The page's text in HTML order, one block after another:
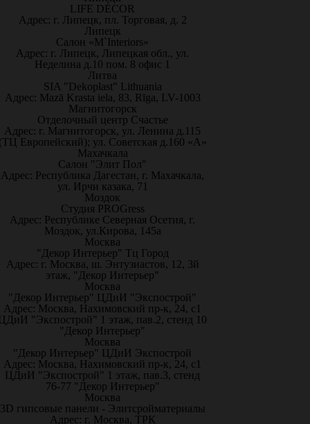
LIFE DÉCOR
Адрес: г. Липецк, пл. Торговая, д. 2
Липецк
Салон «M`Interiors»
Адрес: г. Липецк, Липецкая обл., ул.
Неделина д.10 пом. 8 офис 1
Литва
SIA "Dekoplast" Lithuania
Адрес: Mazā Krasta iela, 83, Rīga, LV-1003
Магнитогорск
Отделочный центр Счастье
Адрес: г. Магнитогорск, ул. Ленина д.115
Европейский); ул. Советская д.160 «А»
Махачкала
Салон "Элит Пол"
Адрес: Республика Дагестан, г. Махачкала,
ул. Ирчи казака, 71
Моздок
Студия PROGress
Адрес: Республике Северная Осетия, г.
Моздок, ул.Кирова, 145а
Москва
"Декор Интерьер" Тц Город
Адрес: г. Москва, ш. Энтузиастов, 12, 3й
этаж, "Декор Интерьер"
Москва
"Декор Интерьер" ЦДиИ "Экспострой"
Адрес: Москва, Нахимовский пр-к, 24, с1
"Экспострой" 1 этаж, пав.2, стенд 10
"Декор Интерьер"
Москва
"Декор Интерьер" ЦДиИ Экспострой
Адрес: Москва, Нахимовский пр-к, 24, с1
ЦДиИ "Экспострой" 1 этаж, пав.3, стенд
76-77 "Декор Интерьер"
Москва
3D гипсовые панели - Элитсройматериалы
Адрес: г. Москва, ТРК